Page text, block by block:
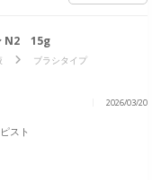
N2 15g
ブラシタイプ
2026/03/20
スト